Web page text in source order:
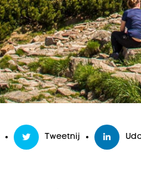
Tweetnij